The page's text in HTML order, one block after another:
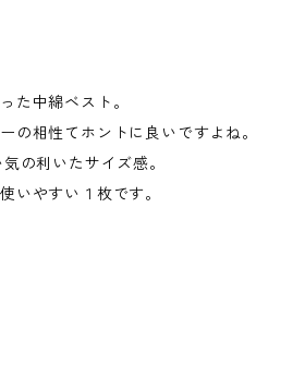
た中綿ベスト。
の相性てホントに良いですよね。
の利いたサイズ感。
いやすい１枚です。